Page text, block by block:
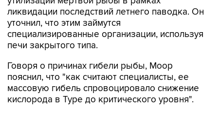
ликвидации последствий летнего паводка. Он
уточнил, что этим займутся
специализированные организации, используя
печи закрытого типа.
Говоря о причинах гибели рыбы, Моор
пояснил, что "как считают специалисты, ее
массовую гибель спровоцировало снижение
кислорода в Туре до критического уровня".